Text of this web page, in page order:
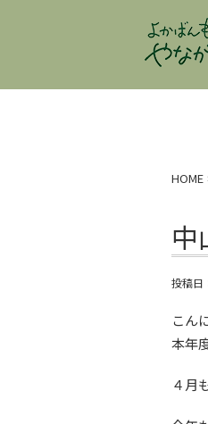
HOME
中
投稿日
こん
本年
４月